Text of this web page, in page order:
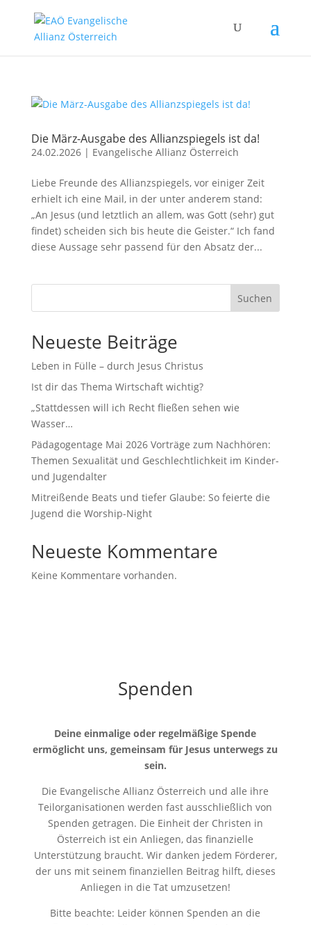
Die März-Ausgabe des Allianzspiegels ist da!
24.02.2026| Evangelische Allianz Österreich
Liebe Freunde des Allianzspiegels, vor einiger Zeit
erhielt ich eine Mail, in der unter anderem stand:
„An Jesus (und letztlich an allem, was Gott (sehr) gut
findet) scheiden sich bis heute die Geister.“ Ich fand
diese Aussage sehr passend für den Absatz der...
Suchen
Neueste Beiträge
Leben in Fülle – durch Jesus Christus
Ist dir das Thema Wirtschaft wichtig?
„Stattdessen will ich Recht fließen sehen wie
Wasser…
Pädagogentage Mai 2026 Vorträge zum Nachhören:
Themen Sexualität und Geschlechtlichkeit im Kinder-
und Jugendalter
Mitreißende Beats und tiefer Glaube: So feierte die
Jugend die Worship-Night
Neueste Kommentare
Keine Kommentare vorhanden.
Spenden
Deine einmalige oder regelmäßige Spende
ermöglicht uns, gemeinsam für Jesus unterwegs zu
sein.
Die Evangelische Allianz Österreich und alle ihre
Teilorganisationen werden fast ausschließlich von
Spenden getragen. Die Einheit der Christen in
Österreich ist ein Anliegen, das finanzielle
Unterstützung braucht. Wir danken jedem Förderer,
der uns mit seinem finanziellen Beitrag hilft, dieses
Anliegen in die Tat umzusetzen!
Bitte beachte: Leider können Spenden an die